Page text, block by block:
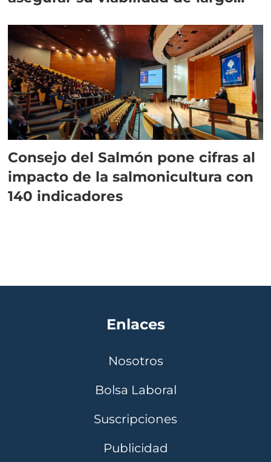
Consejo del Salmón pone cifras al
impacto de la salmonicultura con
140 indicadores
Enlaces
Nosotros
Bolsa Laboral
Suscripciones
Publicidad